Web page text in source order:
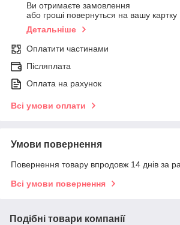
Ви отримаєте замовлення
або гроші повернуться на вашу картку
Детальніше
Оплатити частинами
Післяплата
Оплата на рахунок
Всі умови оплати
Умови повернення
Повернення товару впродовж 14 днів за
Всі умови повернення
Подібні товари компанії